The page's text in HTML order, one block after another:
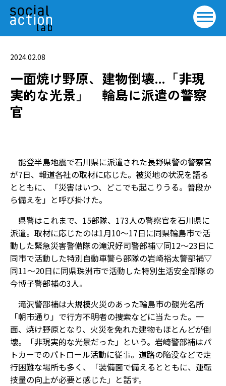
2024.02.08
一面焼け野原、建物倒壊…「非現
実的な光景」 輪島に派遣の警察
官
能登半島地震で石川県に派遣された長野県警の警察官
が7日、報道各社の取材に応じた。被災地の状況を語る
とともに、「災害はいつ、どこでも起こりうる。普段か
ら備えを」と呼び掛けた。
県警はこれまで、15部隊、173人の警察官を石川県に
派遣。取材に応じたのは1月10～17日に同県輪島市で活
動した緊急災害警備隊の滝沢好司警部補▽同12～23日に
同市で活動した特別自動車警ら部隊の岩崎裕太警部補▽
同11～20日に同県珠洲市で活動した特別生活安全部隊の
今博子警部補――の3人。
滝沢警部補は大規模火災のあった輪島市の観光名所
「朝市通り」で行方不明者の捜索などに当たった。一
面、焼け野原となり、火災を免れた建物もほとんどが倒
壊。「非現実的な光景だった」という。岩崎警部補はパ
トカーでのパトロール活動に従事。道路の陥没などで走
行困難な場所も多く、「装備面で備えるとともに、運転
技量の向上が必要と感じた」と話す。